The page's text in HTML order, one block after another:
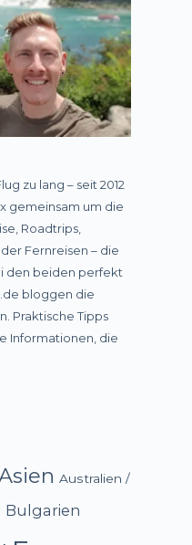
zu lang – seit 2012
gemeinsam um die
Roadtrips,
Fernreisen – die
den beiden perfekt
bloggen die
Praktische Tipps
Informationen, die
Australien /
Bulgarien